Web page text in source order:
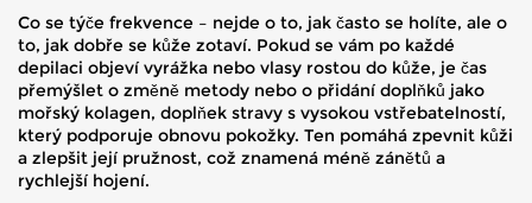
Co se týče frekvence – nejde o to, jak často se holíte, ale o
to, jak dobře se kůže zotaví. Pokud se vám po každé
depilaci objeví vyrážka nebo vlasy rostou do kůže, je čas
přemýšlet o změně metody nebo o přidání doplňků jako
mořský kolagen, doplňek stravy s vysokou vstřebatelností,
který podporuje obnovu pokožky. Ten pomáhá zpevnit kůži
a zlepšit její pružnost, což znamená méně zánětů a
rychlejší hojení.